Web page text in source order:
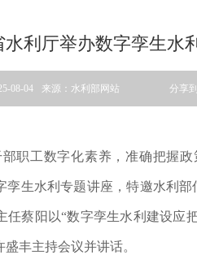
水利厅举办数字孪生水
08-04 来源：水利部网站 分享
工数字化素养，准确把握政
孪生水利专题讲座，特邀水利
任蔡阳以“数字孪生水利建设应
丰主持会议并讲话。